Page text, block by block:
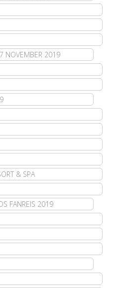
NOVEMBER 2019
& SPA
FANREIS 2019